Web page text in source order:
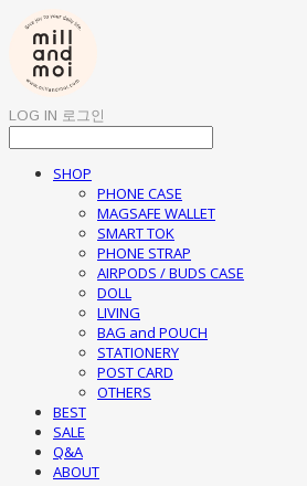
LOG IN 로그인
SHOP
PHONE CASE
MAGSAFE WALLET
SMART TOK
PHONE STRAP
AIRPODS / BUDS CASE
DOLL
LIVING
BAG and POUCH
STATIONERY
POST CARD
OTHERS
BEST
SALE
Q&A
ABOUT